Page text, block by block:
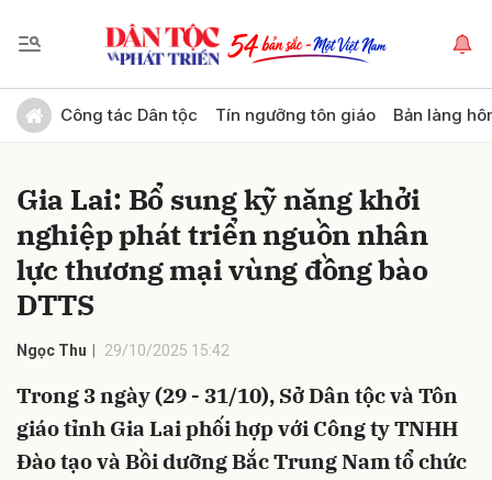
Công tác Dân tộc Tín ngưỡng tôn giáo Bản làng
Gia Lai: Bổ sung kỹ năng khởi
nghiệp phát triển nguồn nhân
lực thương mại vùng đồng bào
DTTS
Ngọc Thu 29/10/2025 15:42
Trong 3 ngày (29 - 31/10), Sở Dân tộc và Tôn
giáo tỉnh Gia Lai phối hợp với Công ty TNHH
Đào tạo và Bồi dưỡng Bắc Trung Nam tổ chức
Gửi bình luận